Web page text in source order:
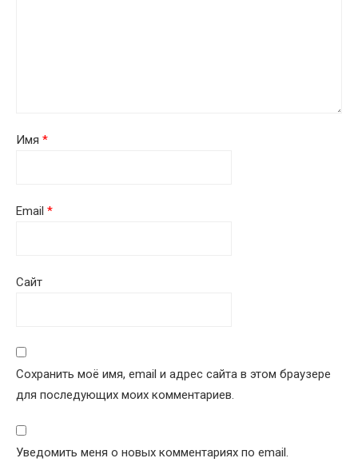
Имя *
Email *
Сайт
Сохранить моё имя, email и адрес сайта в этом браузере
для последующих моих комментариев.
Уведомить меня о новых комментариях по email.